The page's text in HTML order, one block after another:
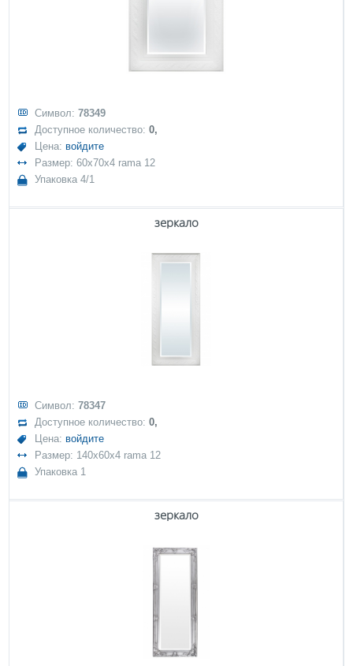
Символ:78349
Доступное количество:0,
Цена: войдите
Размер: 60x70x4 rama 12
Упаковка 4/1
зеркало
Символ:78347
Доступное количество:0,
Цена: войдите
Размер: 140x60x4 rama 12
Упаковка 1
зеркало